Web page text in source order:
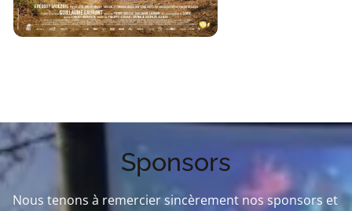
Sponsors
Nous tenons à remercier sincèrement nos sponsors et